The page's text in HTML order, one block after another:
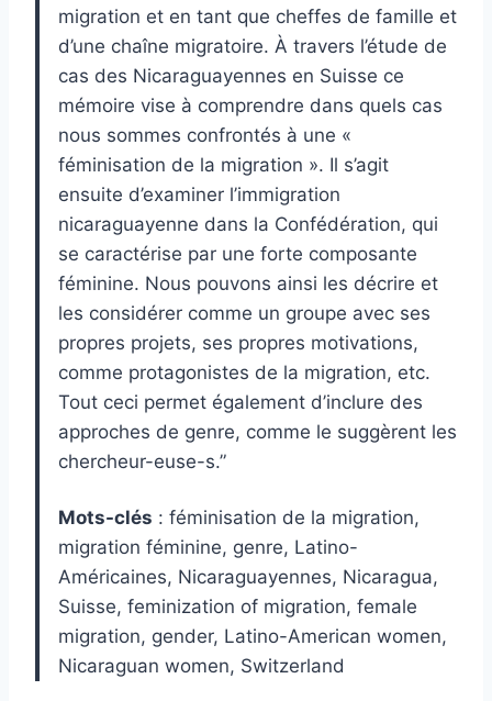
migration et en tant que cheffes de famille et
d’une chaîne migratoire. À travers l’étude de
cas des Nicaraguayennes en Suisse ce
mémoire vise à comprendre dans quels cas
nous sommes confrontés à une «
féminisation de la migration ». Il s’agit
ensuite d’examiner l’immigration
nicaraguayenne dans la Confédération, qui
se caractérise par une forte composante
féminine. Nous pouvons ainsi les décrire et
les considérer comme un groupe avec ses
propres projets, ses propres motivations,
comme protagonistes de la migration, etc.
Tout ceci permet également d’inclure des
approches de genre, comme le suggèrent les
chercheur-euse-s.”
Mots-clés : féminisation de la migration,
migration féminine, genre, Latino-
Américaines, Nicaraguayennes, Nicaragua,
Suisse, feminization of migration, female
migration, gender, Latino-American women,
Nicaraguan women, Switzerland